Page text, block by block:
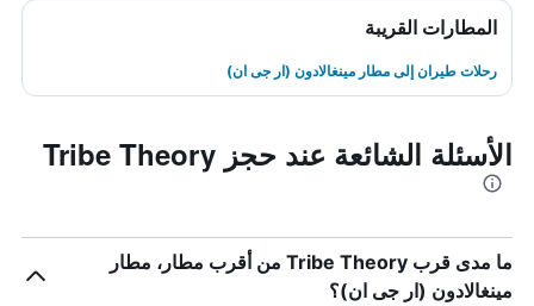
المطارات القريبة
رحلات طيران إلى مطار مينغالادون (ار جى ان)
الأسئلة الشائعة عند حجز Tribe Theory
ما مدى قرب Tribe Theory من أقرب مطار، مطار
مينغالادون (ار جى ان)؟